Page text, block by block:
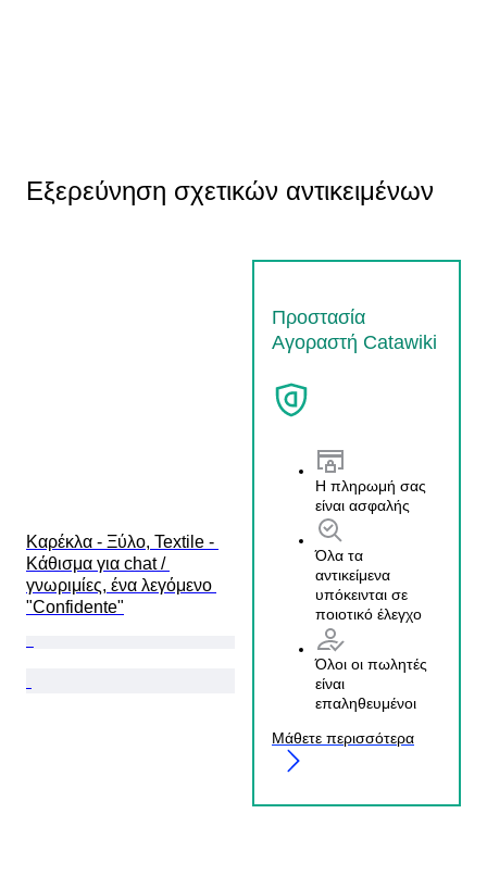
Εξερεύνηση σχετικών αντικειμένων
Προστασία
Αγοραστή Catawiki
Η πληρωμή σας
είναι ασφαλής
Όλα τα
αντικείμενα
υπόκεινται σε
ποιοτικό έλεγχο
Όλοι οι πωλητές
είναι
επαληθευμένοι
Μάθετε περισσότερα
Καρέκλα - Ξύλο, Textile -
Κάθισμα για chat /
γνωριμίες, ένα λεγόμενο
"Confidente"